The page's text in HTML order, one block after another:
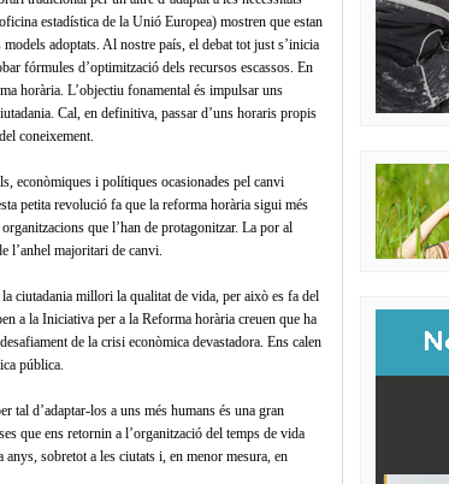
estadística de la Unió Europea) mostren que estan
adoptats. Al nostre país, el debat tot just s’inicia
fórmules d’optimització dels recursos escassos. En
horària. L’objectiu fonamental és impulsar uns
Cal, en definitiva, passar d’uns horaris propis
coneixement.
econòmiques i polítiques ocasionades pel canvi
petita revolució fa que la reforma horària sigui més
que l’han de protagonitzar. La por al
l’anhel majoritari de canvi.
ciutadania millori la qualitat de vida, per això es fa del
a la Iniciativa per a la Reforma horària creuen que ha
de la crisi econòmica devastadora. Ens calen
pública.
tal d’adaptar-los a uns més humans és una gran
que ens retornin a l’organització del temps de vida
sobretot a les ciutats i, en menor mesura, en